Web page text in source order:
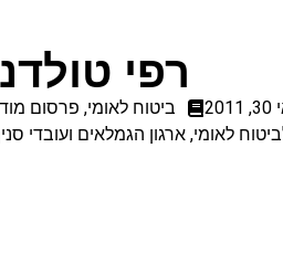
רפי
ביטוח לאומי, פרסום
לאומי, ארגון הגמלאים ועובדי